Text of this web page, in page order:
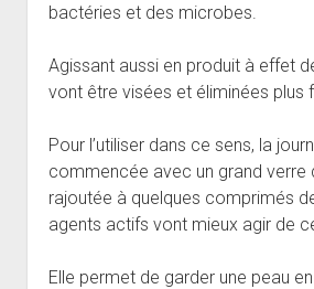
bactéries et des microbes.
Agissant aussi en produit à effet
vont être visées et éliminées plus
Pour l’utiliser dans ce sens, la
commencée avec un grand verre
rajoutée à quelques comprimés
agents actifs vont mieux agir de
Elle permet de garder une peau